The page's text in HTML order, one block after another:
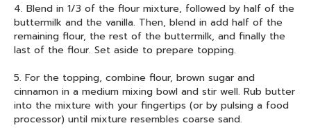
4. Blend in 1/3 of the flour mixture, followed by half of the
buttermilk and the vanilla. Then, blend in add half of the
remaining flour, the rest of the buttermilk, and finally the
last of the flour. Set aside to prepare topping.
5. For the topping, combine flour, brown sugar and
cinnamon in a medium mixing bowl and stir well. Rub butter
into the mixture with your fingertips (or by pulsing a food
processor) until mixture resembles coarse sand.